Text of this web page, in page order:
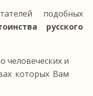
подобных
русского
человеческих и
которых Вам